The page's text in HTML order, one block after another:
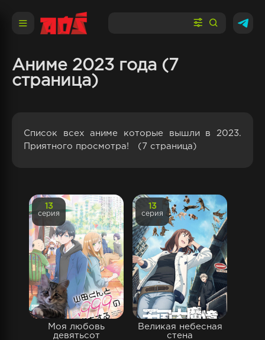
Аниме 2023 года (7
страница)
Список всех аниме которые вышли в 2023.
Приятного просмотра! (7 страница)
Моя любовь
девятьсот
13
серия
Великая небесная
стена
13
серия